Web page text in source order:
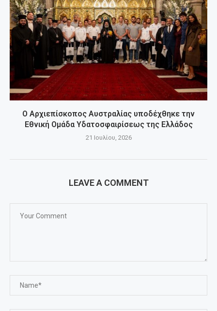
Ο Αρχιεπίσκοπος Αυστραλίας υποδέχθηκε την
Εθνική Ομάδα Υδατοσφαιρίσεως της Ελλάδος
21 Ιουλίου, 2026
LEAVE A COMMENT